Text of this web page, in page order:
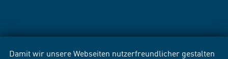
Damit wir unsere Webseiten nutzerfreundlicher gestalten